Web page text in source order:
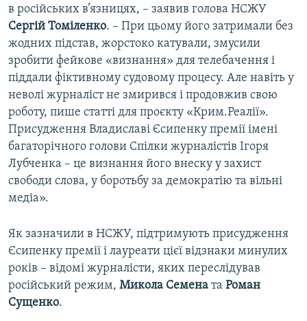
в російських в’язницях, – заявив голова НСЖУ
Сергій Томіленко. – При цьому його затримали без
жодних підстав, жорстоко катували, змусили
зробити фейкове «визнання» для телебачення і
піддали фіктивному судовому процесу. Але навіть у
неволі журналіст не змирився і продовжив свою
роботу, пише статті для проєкту «Крим.Реалії».
Присудження Владиславі Єсипенку премії імені
багаторічного голови Спілки журналістів Ігоря
Лубченка – це визнання його внеску у захист
свободи слова, у боротьбу за демократію та вільні
медіа».
Як зазначили в НСЖУ, підтримують присудження
Єсипенку премії і лауреати цієї відзнаки минулих
років – відомі журналісти, яких переслідував
російський режим, Микола Семена та Роман
Сущенко.